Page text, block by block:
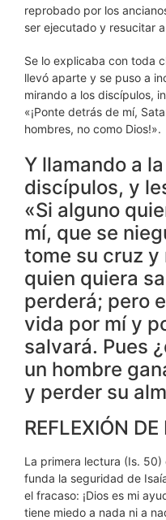
reprobado por los
ser ejecutado y resucitar
Se lo explicaba con toda
llevó aparte y se puso a
mirando a los discípulos,
«¡Ponte detrás de mí,
hombres, no como Dios!».
Y llamando a
discípulos, y
«Si alguno
mí, que se
tome su cruz y
quien quiera
perderá; pero
vida por mí y
salvará. Pues
un hombre
y perder su
REFLEXIÓN
La primera lectura (Is.
funda la seguridad de
el fracaso: ¡Dios es mi
tiene miedo a nada ni a